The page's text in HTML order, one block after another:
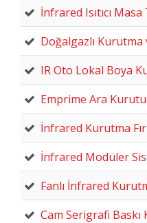
İnfrared Isıtıcı Masa
Doğalgazlı Kurutma
IR Oto Lokal Boya
Emprime Ara
İnfrared Kurutma
İnfrared Modüler
Fanlı İnfrared
Cam Serigrafi Baskı